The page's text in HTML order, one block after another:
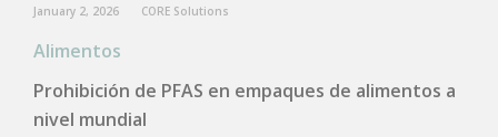
January 2, 2026 CORE Solutions
Alimentos
Prohibición de PFAS en empaques de alimentos a
nivel mundial